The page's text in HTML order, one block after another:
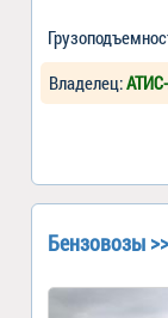
Владелец:
Бензовозы >>